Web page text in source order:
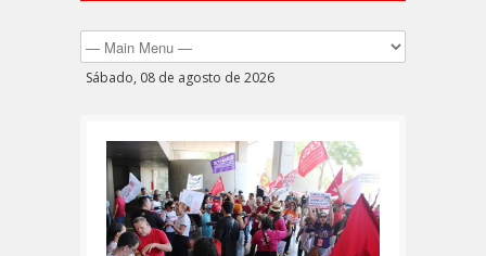
Sábado, 08 de agosto de 2026